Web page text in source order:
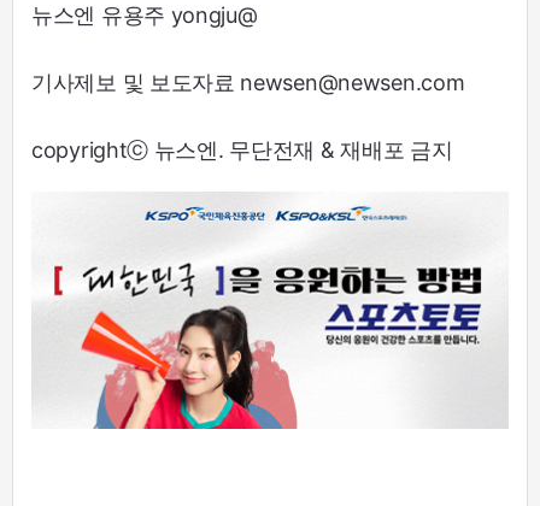
뉴스엔 유용주 yongju@
기사제보 및 보도자료 newsen@newsen.com
copyrightⓒ 뉴스엔. 무단전재 & 재배포 금지